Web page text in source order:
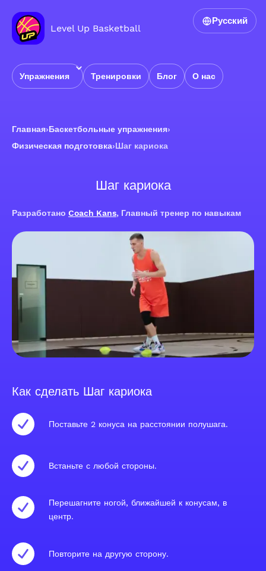
Level Up Basketball
Упражнения Тренировки Блог О нас
Русский
Главная›Баскетбольные упражнения›
Физическая подготовка›Шаг кариока
Шаг кариока
Разработано Coach Kans, Главный тренер по навыкам
Как сделать Шаг кариока
Поставьте 2 конуса на расстоянии полушага.
Встаньте с любой стороны.
Перешагните ногой, ближайшей к конусам, в
центр.
Повторите на другую сторону.